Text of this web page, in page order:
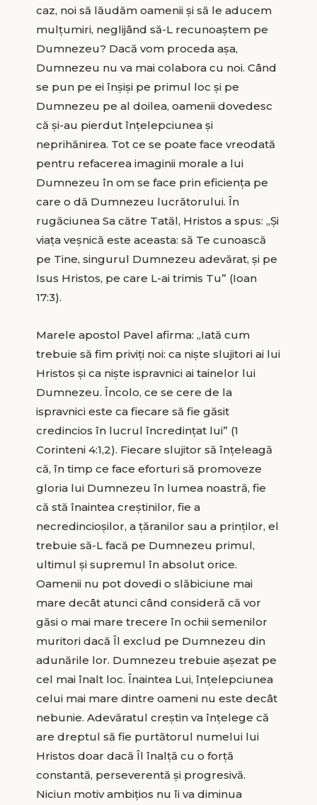
caz, noi să lăudăm oamenii și să le aducem
mulțumiri, neglijând să-L recunoaștem pe
Dumnezeu? Dacă vom proceda așa,
Dumnezeu nu va mai colabora cu noi. Când
se pun pe ei înșiși pe primul loc și pe
Dumnezeu pe al doilea, oamenii dovedesc
că și-au pierdut înțelepciunea și
neprihănirea. Tot ce se poate face vreodată
pentru refacerea imaginii morale a lui
Dumnezeu în om se face prin eficiența pe
care o dă Dumnezeu lucrătorului. În
rugăciunea Sa către Tatăl, Hristos a spus: „Și
viața veșnică este aceasta: să Te cunoască
pe Tine, singurul Dumnezeu adevărat, și pe
Isus Hristos, pe care L-ai trimis Tu” (Ioan
17:3).
Marele apostol Pavel afirma: „Iată cum
trebuie să fim priviți noi: ca niște slujitori ai lui
Hristos și ca niște ispravnici ai tainelor lui
Dumnezeu. Încolo, ce se cere de la
ispravnici este ca fiecare să fie găsit
credincios în lucrul încredințat lui” (1
Corinteni 4:1,2). Fiecare slujitor să înțeleagă
că, în timp ce face eforturi să promoveze
gloria lui Dumnezeu în lumea noastră, fie
că stă înaintea creștinilor, fie a
necredincioșilor, a țăranilor sau a prinților, el
trebuie să-L facă pe Dumnezeu primul,
ultimul și supremul în absolut orice.
Oamenii nu pot dovedi o slăbiciune mai
mare decât atunci când consideră că vor
găsi o mai mare trecere în ochii semenilor
muritori dacă Îl exclud pe Dumnezeu din
adunările lor. Dumnezeu trebuie așezat pe
cel mai înalt loc. Înaintea Lui, înțelepciunea
celui mai mare dintre oameni nu este decât
nebunie. Adevăratul creștin va înțelege că
are dreptul să fie purtătorul numelui lui
Hristos doar dacă Îl înalță cu o forță
constantă, perseverentă și progresivă.
Niciun motiv ambițios nu îi va diminua